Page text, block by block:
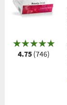
4.75 (746)